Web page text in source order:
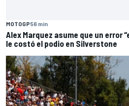
MOTOGP56 min
Alex Marquez asume que un error
le costó el podio en Silverstone